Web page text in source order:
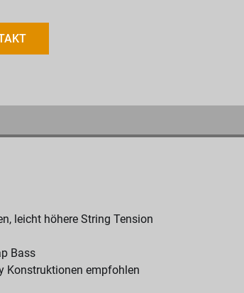
leicht höhere String Tension
Bass
Konstruktionen empfohlen